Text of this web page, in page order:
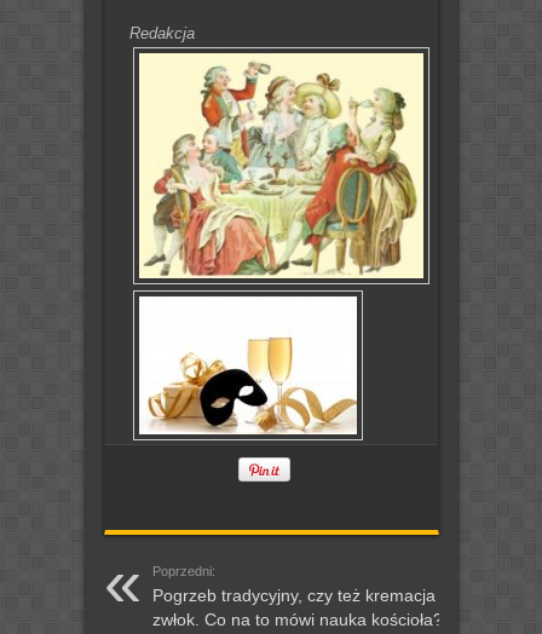
Redakcja
Poprzedni:
Pogrzeb tradycyjny, czy też kremacja
zwłok. Co na to mówi nauka kościoła?